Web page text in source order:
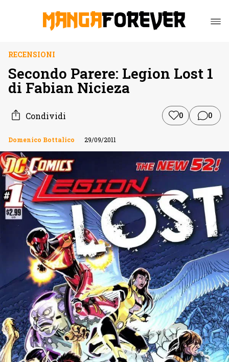
RECENSIONI
Secondo Parere: Legion Lost 1
di Fabian Nicieza
Condividi 0 0
Domenico Bottalico 29/09/2011